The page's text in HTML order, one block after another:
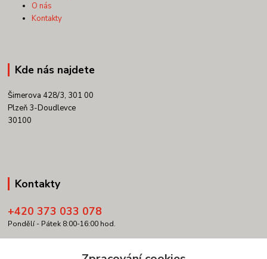
O nás
Kontakty
Kde nás najdete
Šimerova 428/3, 301 00
Plzeň 3-Doudlevce
30100
Kontakty
+420 373 033 078
Pondělí - Pátek 8:00-16:00 hod.